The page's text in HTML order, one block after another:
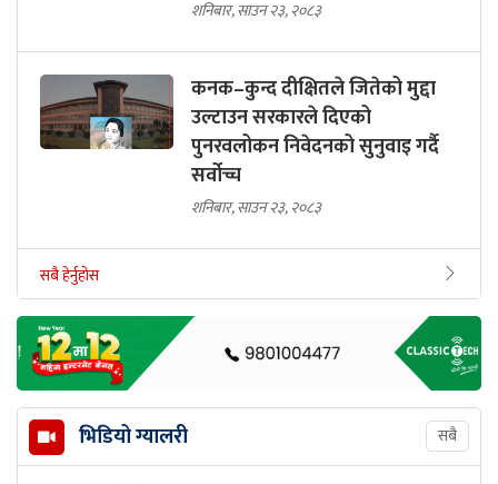
शनिबार, साउन २३, २०८३
कनक–कुन्द दीक्षितले जितेको मुद्दा
उल्टाउन सरकारले दिएको
पुनरवलोकन निवेदनको सुनुवाइ गर्दै
सर्वोच्च
शनिबार, साउन २३, २०८३
सबै हेर्नुहोस
भिडियो ग्यालरी सबै